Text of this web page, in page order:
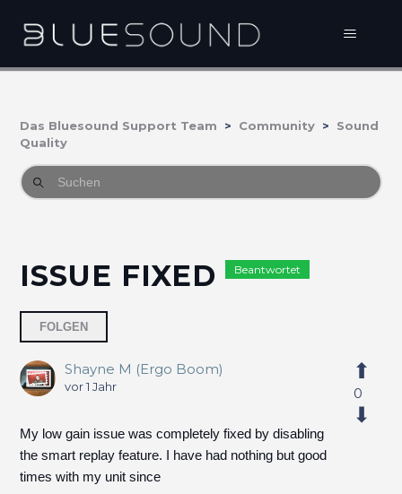
Das Bluesound Support Team Community
Sound
Quality
ISSUE FIXED Beantwortet
FOLGEN
Shayne M (Ergo Boom)
vor 1 Jahr
My low gain issue was completely fixed by disabling
the smart replay feature. I have had nothing but good
times with my unit since
0